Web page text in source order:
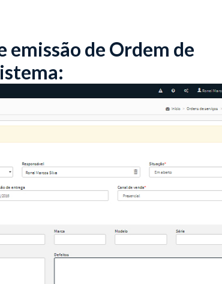
emissão de Ordem de